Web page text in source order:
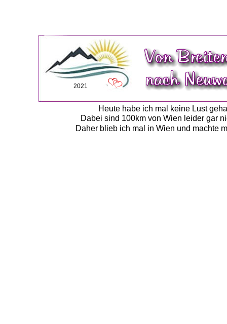
Heute habe ich mal keine Lust
Dabei sind 100km von Wien leider gar
Daher blieb ich mal in Wien und machte
2021